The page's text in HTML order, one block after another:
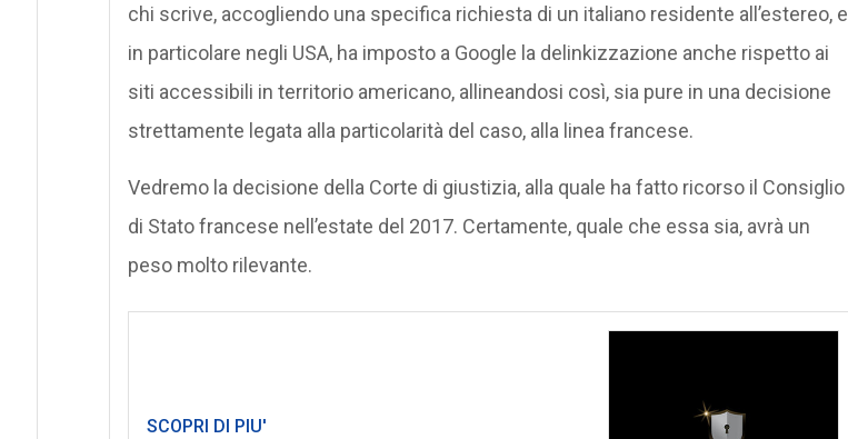
chi scrive, accogliendo una specifica richiesta di un italiano residente all’estereo, e
in particolare negli USA, ha imposto a Google la delinkizzazione anche rispetto ai
siti accessibili in territorio americano, allineandosi così, sia pure in una decisione
strettamente legata alla particolarità del caso, alla linea francese.
Vedremo la decisione della Corte di giustizia, alla quale ha fatto ricorso il Consiglio
di Stato francese nell’estate del 2017. Certamente, quale che essa sia, avrà un
peso molto rilevante.
SCOPRI DI PIU'